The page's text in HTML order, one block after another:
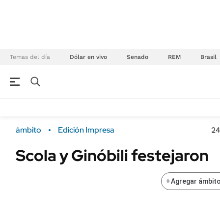
Temas del día Dólar en vivo Senado REM Brasil
Campo Sustentabilidad
ENERGY REPORT
ámbito Edición Impresa
Scola y Ginóbili festejaron
+Agregar